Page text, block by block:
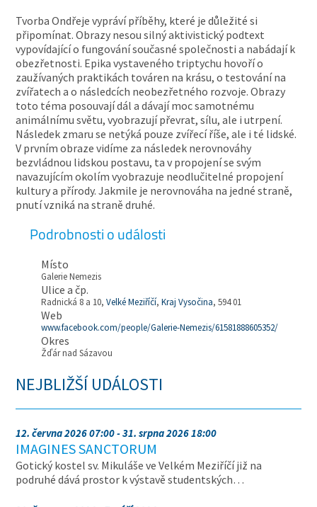
Tvorba Ondřeje vypráví příběhy, které je důležité si
připomínat. Obrazy nesou silný aktivistický podtext
vypovídající o fungování současné společnosti a nabádají k
obezřetnosti. Epika vystaveného triptychu hovoří o
zaužívaných praktikách továren na krásu, o testování na
zvířatech a o následcích neobezřetného rozvoje. Obrazy
toto téma posouvají dál a dávají moc samotnému
animálnímu světu, vyobrazují převrat, sílu, ale i utrpení.
Následek zmaru se netýká pouze zvířecí říše, ale i té lidské.
V prvním obraze vidíme za následek nerovnováhy
bezvládnou lidskou postavu, ta v propojení se svým
navazujícím okolím vyobrazuje neodlučitelné propojení
kultury a přírody. Jakmile je nerovnováha na jedné straně,
pnutí vzniká na straně druhé.
Podrobnosti o události
Místo
Galerie Nemezis
Ulice a čp.
Radnická 8 a 10,Velké Meziříčí,Kraj Vysočina, 594 01
Web
www.facebook.com/people/Galerie-Nemezis/61581888605352/
Okres
Žďár nad Sázavou
NEJBLIŽŠÍ UDÁLOSTI
12. června 2026 07:00 - 31. srpna 2026 18:00
IMAGINES SANCTORUM
Gotický kostel sv. Mikuláše ve Velkém Meziříčí již na
podruhé dává prostor k výstavě studentských…